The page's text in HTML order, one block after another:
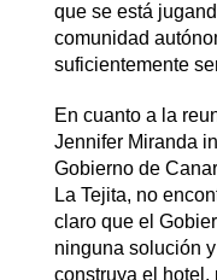
que se está
comunidad
suficientemente
En cuanto a la
Jennifer Miranda
Gobierno de
La Tejita, no
claro que el
ninguna solución
construya el hotel,